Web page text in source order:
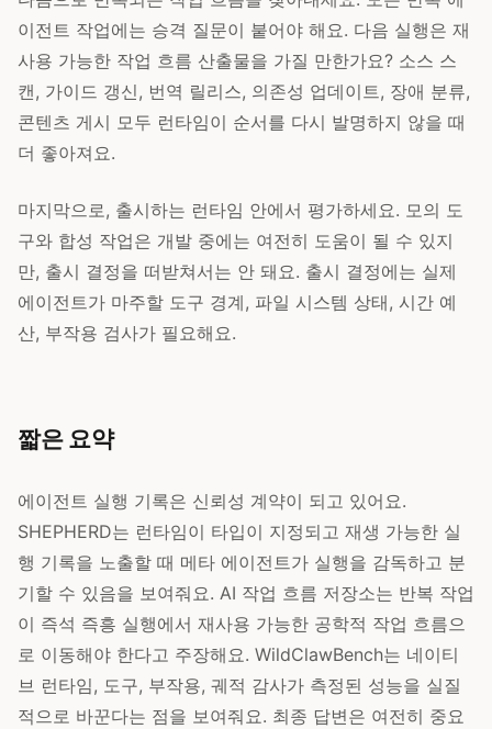
이전트 작업에는 승격 질문이 붙어야 해요. 다음 실행은 재
사용 가능한 작업 흐름 산출물을 가질 만한가요? 소스 스
캔, 가이드 갱신, 번역 릴리스, 의존성 업데이트, 장애 분류,
콘텐츠 게시 모두 런타임이 순서를 다시 발명하지 않을 때
더 좋아져요.
마지막으로, 출시하는 런타임 안에서 평가하세요. 모의 도
구와 합성 작업은 개발 중에는 여전히 도움이 될 수 있지
만, 출시 결정을 떠받쳐서는 안 돼요. 출시 결정에는 실제
에이전트가 마주할 도구 경계, 파일 시스템 상태, 시간 예
산, 부작용 검사가 필요해요.
짧은 요약
에이전트 실행 기록은 신뢰성 계약이 되고 있어요.
SHEPHERD는 런타임이 타입이 지정되고 재생 가능한 실
행 기록을 노출할 때 메타 에이전트가 실행을 감독하고 분
기할 수 있음을 보여줘요. AI 작업 흐름 저장소는 반복 작업
이 즉석 즉흥 실행에서 재사용 가능한 공학적 작업 흐름으
로 이동해야 한다고 주장해요. WildClawBench는 네이티
브 런타임, 도구, 부작용, 궤적 감사가 측정된 성능을 실질
적으로 바꾼다는 점을 보여줘요. 최종 답변은 여전히 중요